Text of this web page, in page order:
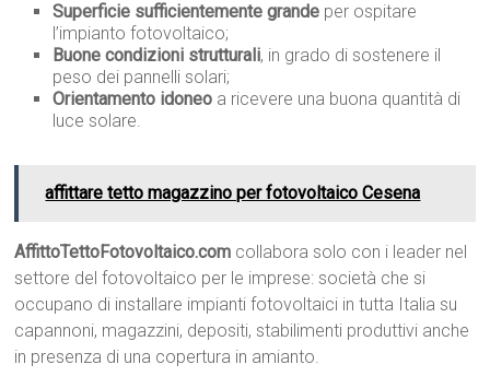
Superficie sufficientemente grande per ospitare
l’impianto fotovoltaico;
Buone condizioni strutturali, in grado di sostenere il
peso dei pannelli solari;
Orientamento idoneo a ricevere una buona quantità di
luce solare.
affittare tetto magazzino per fotovoltaico Cesena
AffittoTettoFotovoltaico.com collabora solo con i leader nel
settore del fotovoltaico per le imprese: società che si
occupano di installare impianti fotovoltaici in tutta Italia su
capannoni, magazzini, depositi, stabilimenti produttivi anche
in presenza di una copertura in amianto.